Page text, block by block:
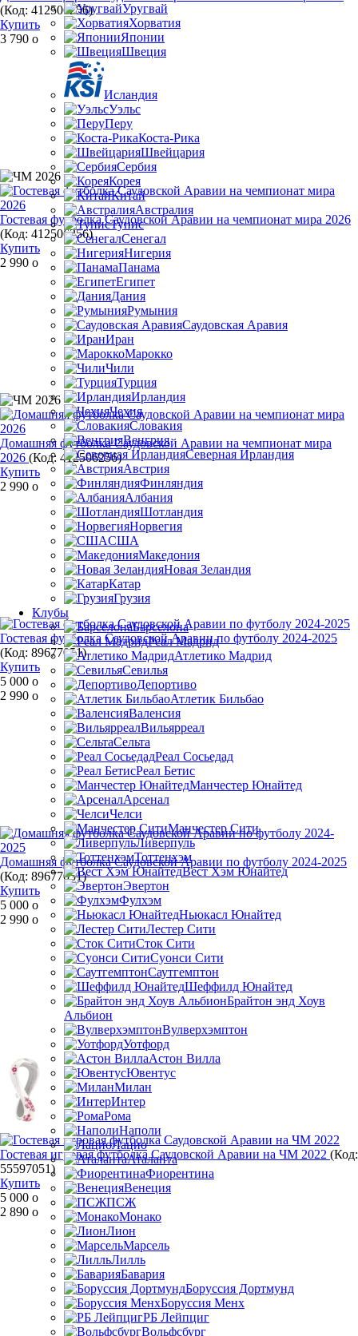
Уругвай
Хорватия
Японии
Швеция
Исландия
Уэльс
Перу
Коста-Рика
Швейцария
Сербия
Корея
Китай
Австралия
Тунис
Сенегал
Нигерия
Панама
Египет
Дания
Румыния
Саудовская Аравия
Иран
Марокко
Чили
Турция
Ирландия
Чехия
Словакия
Венгрия
Северная Ирландия
Австрия
Финляндия
Албания
Шотландия
Норвегия
США
Македония
Новая Зеландия
Катар
Грузия
Клубы
Барселона
Реал Мадрид
Атлетико Мадрид
Севилья
Депортиво
Атлетик Бильбао
Валенсия
Вильярреал
Сельта
Реал Сосьедад
Реал Бетис
Манчестер Юнайтед
Арсенал
Челси
Манчестер Сити
Ливерпуль
Тоттенхэм
Вест Хэм Юнайтед
Эвертон
Фулхэм
Ньюкасл Юнайтед
Лестер Сити
Сток Сити
Суонси Сити
Саутгемптон
Шеффилд Юнайтед
Брайтон энд Хоув
Альбион
Вулверхэмптон
Уотфорд
Астон Вилла
Ювентус
Милан
Интер
Рома
Наполи
Лацио
Аталанта
Фиорентина
Венеция
ПСЖ
Монако
Лион
Марсель
Лилль
Бавария
Боруссия Дортмунд
Боруссия Менх
РБ Лейпциг
Вольфсбург
(Код: 412506256)
Купить
3 790 o
Гостевая футболка Саудовской Аравии на чемпионат мира 2026
(Код: 412506256)
Купить
2 990 o
Домашняя футболка Саудовской Аравии на чемпионат мира
2026 (Код: 412506256)
Купить
2 990 o
Гостевая футболка Саудовской Аравии по футболу 2024-2025
(Код: 89677051)
Купить
5 000 o
2 990 o
Домашняя футболка Саудовской Аравии по футболу 2024-2025
(Код: 89677051)
Купить
5 000 o
2 990 o
Гостевая игровая футболка Саудовской Аравии на ЧМ 2022 (Код:
55597051)
Купить
5 000 o
2 890 o